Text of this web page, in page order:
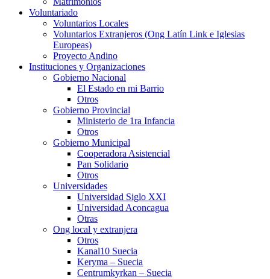
Voluntariado
Voluntarios Locales
Voluntarios Extranjeros (Ong Latín Link e Iglesias
Europeas)
Proyecto Andino
Instituciones y Organizaciones
Gobierno Nacional
El Estado en mi Barrio
Otros
Gobierno Provincial
Ministerio de 1ra Infancia
Otros
Gobierno Municipal
Cooperadora Asistencial
Pan Solidario
Otros
Universidades
Universidad Siglo XXI
Universidad Aconcagua
Otras
Ong local y extranjera
Otros
Kanal10 Suecia
Keryma – Suecia
Centrumkyrkan – Suecia